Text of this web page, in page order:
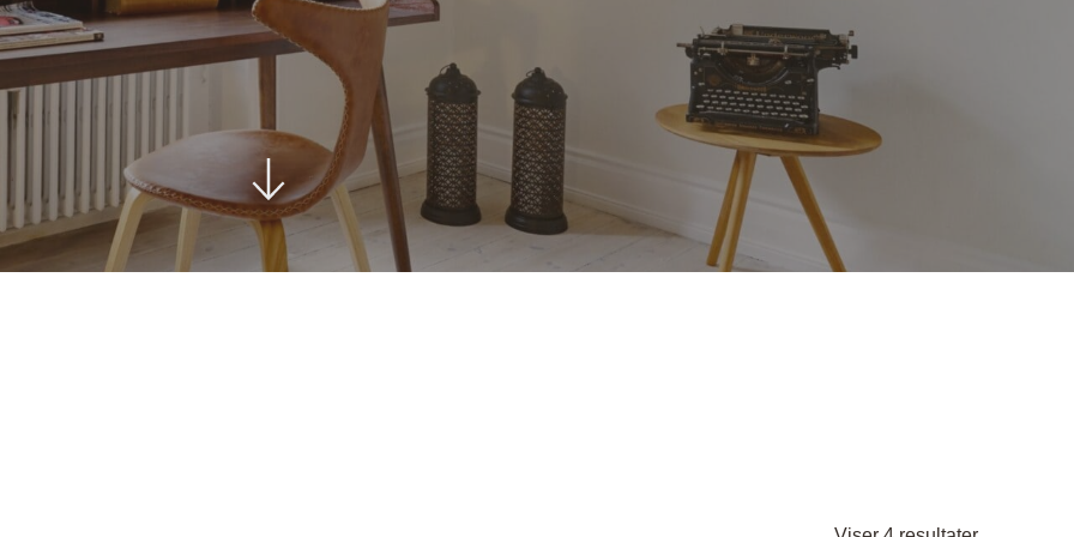
Stole i træ
Lammeskind og hynder
Spisebord
Spisebordssæt
Udemøbler
Spejle
Kurve
Væghylder
Reoler